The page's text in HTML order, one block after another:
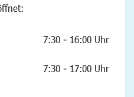
7:30 - 16:00 Uhr
7:30 - 17:00 Uhr